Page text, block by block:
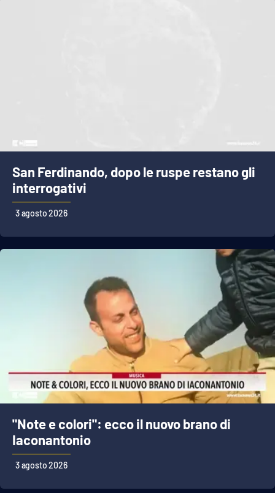
San Ferdinando, dopo le ruspe restano gli
interrogativi
3 agosto 2026
"Note e colori": ecco il nuovo brano di
Iaconantonio
3 agosto 2026